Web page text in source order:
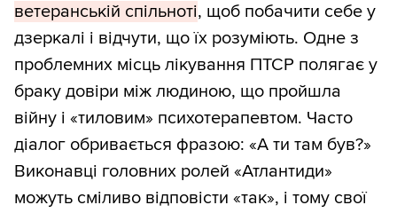
ветеранській спільноті, щоб побачити себе у
дзеркалі і відчути, що їх розуміють. Одне з
проблемних місць лікування ПТСР полягає у
браку довіри між людиною, що пройшла
війну і «тиловим» психотерапевтом. Часто
діалог обривається фразою: «А ти там був?»
Виконавці головних ролей «Атлантиди»
можуть сміливо відповісти «так», і тому свої